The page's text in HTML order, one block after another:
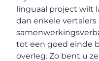
linguaal project wilt
dan enkele vertalers
tot een goed einde
overleg. Zo bent u